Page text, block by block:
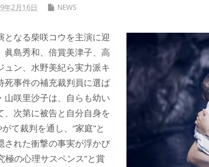
年2月16日 NEWS
となる柴咲コウを主演に迎
眞島秀和、倍賞美津子、高
ン、水野美紀ら実力派キ
死事件の補充裁判員に選ば
山咲里沙子は、自らも幼い
、次第に被告と自分自身を
て裁判を通し、“家庭”と
された衝撃の事実が浮かび
極の心理サスペンス”と賞